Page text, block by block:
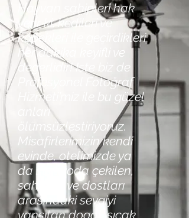
Hayvan sahipleri hak
verir ki, kedileri ve
köpekleri ile geçirdikleri
her dakika keyifli ve
degerlidir! Iste biz de
Profesyonel Fotoğraf
Hizmeti’miz ile bu güzel
anları
ölümsüzlestiriyoruz.
Misafirlerimizin kendi
evinde, otelimizde ya
da stüdyoda çekilen,
sahipleri ve dostları
arasındaki sevgiyi
yansıtan dogal, sıcak